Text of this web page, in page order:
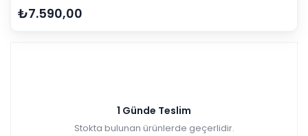
₺7.590,00
1 Günde Teslim
Stokta bulunan ürünlerde geçerlidir.